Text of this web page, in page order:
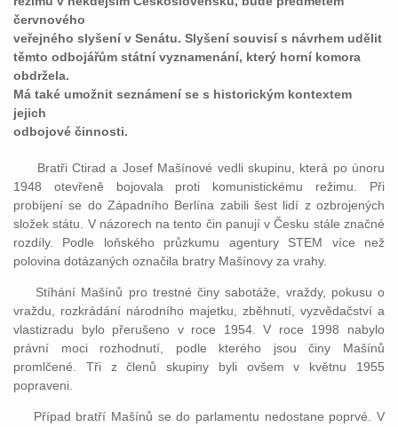
červnového
veřejného slyšení v Senátu. Slyšení souvisí s návrhem udělit
těmto odbojářům státní vyznamenání, který horní komora
obdržela.
Má také umožnit seznámení se s historickým kontextem
jejich
odbojové činnosti.
Bratři Ctirad a Josef Mašínové vedli skupinu, která po únoru
1948 otevřeně bojovala proti komunistickému režimu. Při
probíjení se do Západního Berlína zabili šest lidí z ozbrojených
složek státu. V názorech na tento čin panují v Česku stále značné
rozdíly. Podle loňského průzkumu agentury STEM více než
polovina dotázaných označila bratry Mašínovy za vrahy.
Stíhání Mašínů pro trestné činy sabotáže, vraždy, pokusu o
vraždu, rozkrádání národního majetku, zběhnutí, vyzvědačství a
vlastizradu bylo přerušeno v roce 1954. V roce 1998 nabylo
právní moci rozhodnutí, podle kterého jsou činy Mašínů
promlčené. Tři z členů skupiny byli ovšem v květnu 1955
popraveni.
Případ bratří Mašínů se do parlamentu nedostane poprvé. V